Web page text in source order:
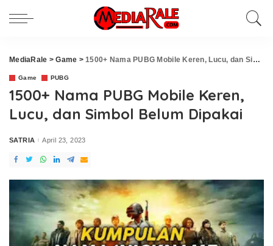
MediaRale >Game >1500+ Nama PUBG Mobile Keren, Lucu, dan Simbol Belum Dipakai
Game PUBG
1500+ Nama PUBG Mobile Keren,
Lucu, dan Simbol Belum Dipakai
Posted
SATRIA April 23, 2023